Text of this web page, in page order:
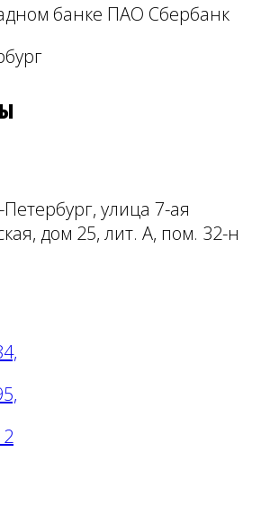
банке ПАО Сбербанк
улица 7-ая
дом 25, лит. А, пом. 32-н